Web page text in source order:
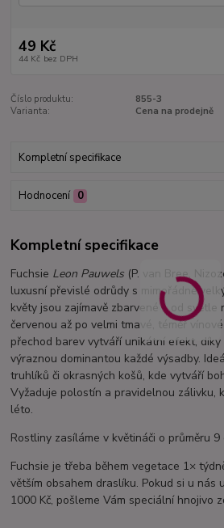
49 Kč
44 Kč bez DPH
Číslo produktu:
855-3
Varianta:
Cena na prodejně
Kompletní specifikace
Hodnocení 0
Kompletní specifikace
Fuchsie Leon Pauwels (P. van Bree,
luxusní převislé odrůdy s mimořádně
květy jsou zajímavě zbarvené – od světle
červenou až po velmi tmavé, téměř
přechod barev vytváří unikátní efekt, díky
výraznou dominantou každé výsadby.
truhlíků či okrasných košů, kde vytváří
Vyžaduje polostín a pravidelnou zálivku,
léto.
Rostliny zasíláme v květináči o průměru
Fuchsie je třeba během vegetace 1×
větším obsahem draslíku. Pokud si u nás
1000 Kč, pošleme Vám speciální hnojivo